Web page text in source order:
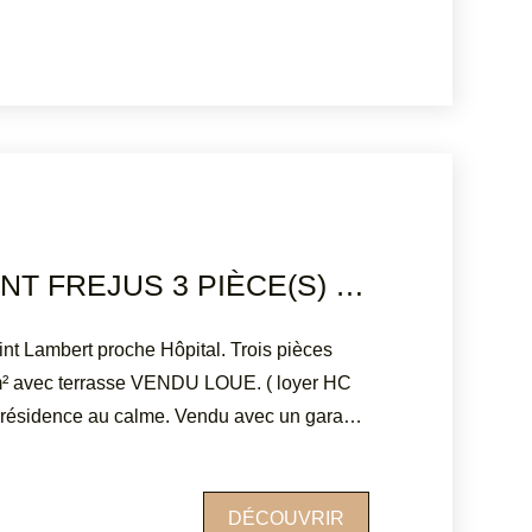
APPARTEMENT FREJUS 3 PIÈCE(S) 63 M2
Lambert proche Hôpital. Trois pièces
avec terrasse VENDU LOUE. ( loyer HC
au calme. Vendu avec un garage.
est exposé sont disponibles sur le site
DÉCOUVRIR